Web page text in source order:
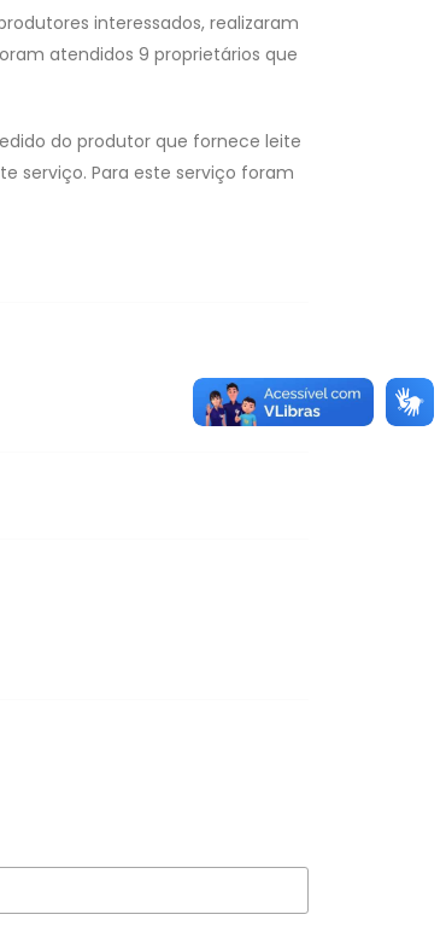
interessados, realizaram
atendidos 9 proprietários que
do produtor que fornece leite
serviço. Para este serviço foram